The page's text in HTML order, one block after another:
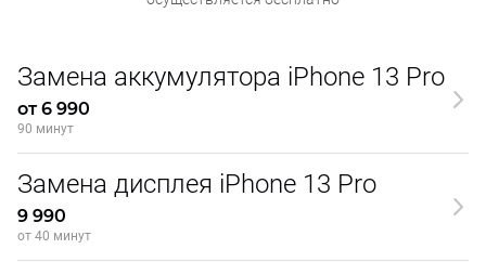
Замена аккумулятора iPhone 13 Pro
от 6 990
90 минут
Замена дисплея iPhone 13 Pro
9 990
от 40 минут